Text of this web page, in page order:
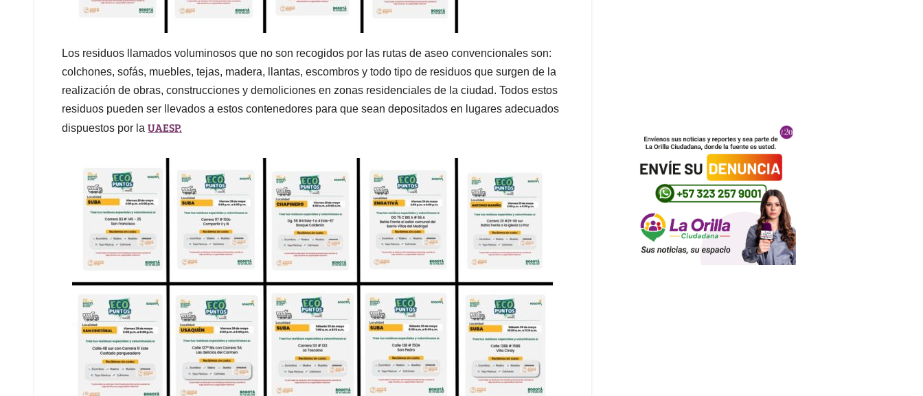
Los residuos llamados voluminosos que no son recogidos por las rutas de aseo convencionales son:
colchones, sofás, muebles, tejas, madera, llantas, escombros y todo tipo de residuos que surgen de la
realización de obras, construcciones y demoliciones en zonas residenciales de la ciudad. Todos estos
residuos pueden ser llevados a estos contenedores para que sean depositados en lugares adecuados
dispuestos por la UAESP.